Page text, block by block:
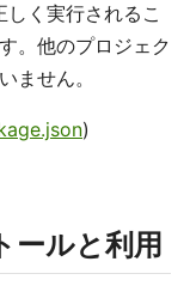
しく実行されるこ
。他のプロジェク
ません。
)
ールと利用